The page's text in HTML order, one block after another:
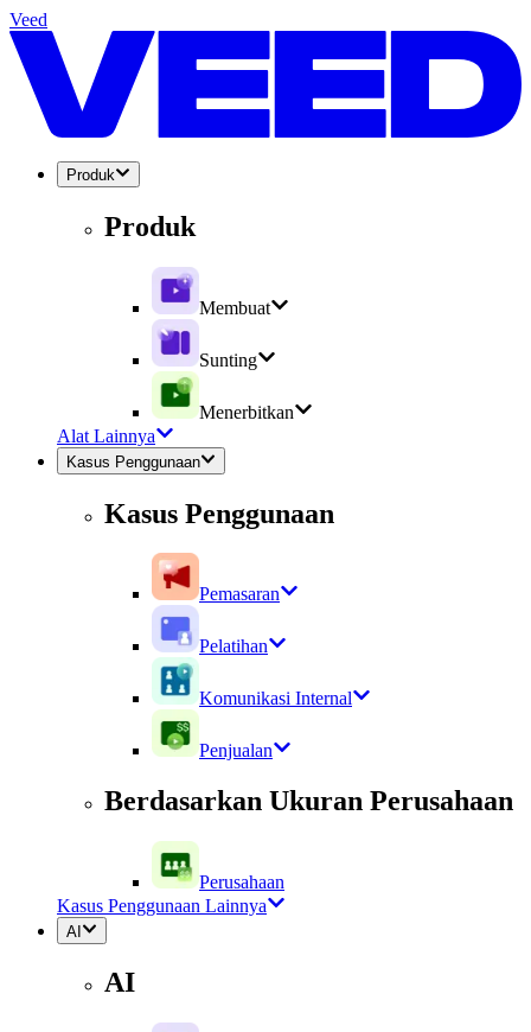
Veed
Produk
Produk
Membuat
Sunting
Menerbitkan
Alat Lainnya
Kasus Penggunaan
Kasus Penggunaan
Pemasaran
Pelatihan
Komunikasi Internal
Penjualan
Berdasarkan Ukuran Perusahaan
Perusahaan
Kasus Penggunaan Lainnya
AI
AI